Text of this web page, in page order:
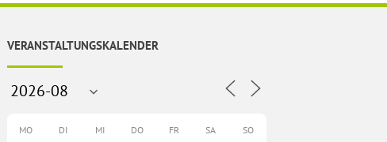
VERANSTALTUNGSKALENDER
MO DI MI DO FR SA SO